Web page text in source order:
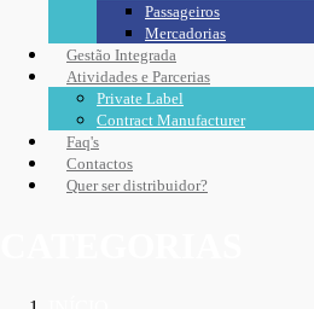
Passageiros
Mercadorias
Gestão Integrada
Atividades e Parcerias
Private Label
Contract Manufacturer
Faq's
Contactos
Quer ser distribuidor?